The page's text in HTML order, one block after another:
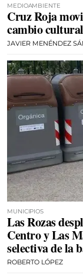
MEDIOAMBIENTE
Cruz Roja
cambio
JAVIER MENÉNDEZ
MUNICIPIOS
Las Rozas
Centro y Las
selectiva de la
ROBERTO LÓPEZ